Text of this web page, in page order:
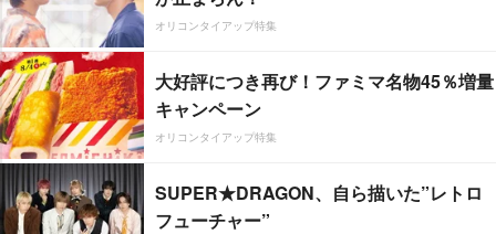
オリコンタイアップ特集
大好評につき再び！ファミマ名物45％増量
キャンペーン
オリコンタイアップ特集
SUPER★DRAGON、自ら描いた”レトロ
フューチャー”